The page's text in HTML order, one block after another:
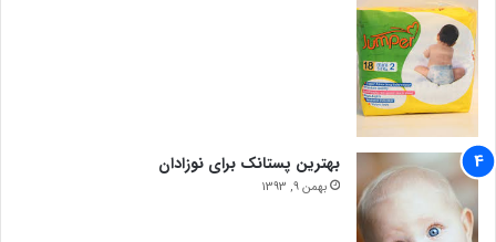
بهترین پستانک برای نوزادان
بهمن 9, 1393